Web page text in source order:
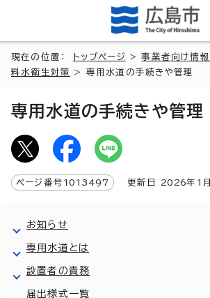
現在の位置： トップページ >事業者向け情報
料水衛生対策
> 専用水道の手続きや管理
専用水道の手続きや管理
ページ番号 1013497 更新日 2026年1月
お知らせ
専用水道とは
設置者の責務
届出様式一覧